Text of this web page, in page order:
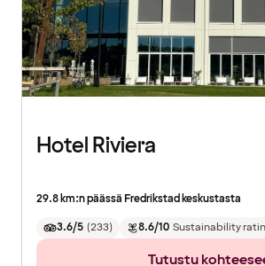
Hotel Riviera
29.8 km:n päässä Fredrikstad keskustasta
3.6/5 (233) 8.6/10 Sustainability
Tutustu